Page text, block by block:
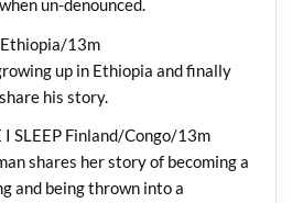
un-denounced.
13m
up in Ethiopia and finally
his story.
I SLEEP Finland/Congo/13m
shares her story of becoming a
and being thrown into a